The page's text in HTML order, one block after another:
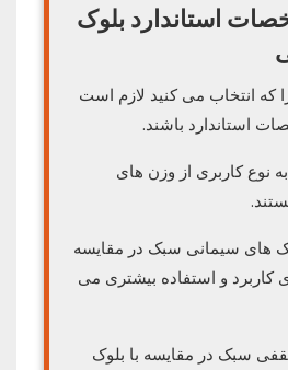
استاندارد بلوک
که انتخاب می کنید لازم است
استاندارد باشند.
نوع کاربری از وزن های
های سیمانی سبک در مقایسه
کاربرد و استفاده بیشتری می
سبک در مقایسه با بلوک